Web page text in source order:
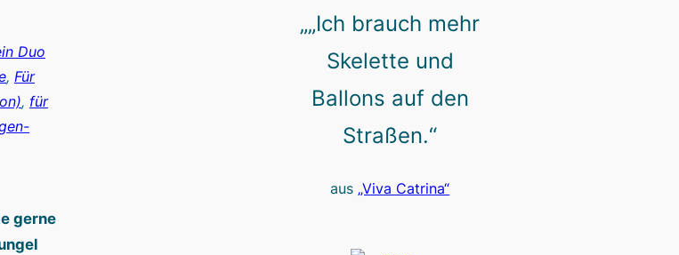
Duo
, Für
, für
gerne
„„Ich brauch mehr
Skelette und
Ballons auf den
Straßen.“
aus „Viva Catrina“